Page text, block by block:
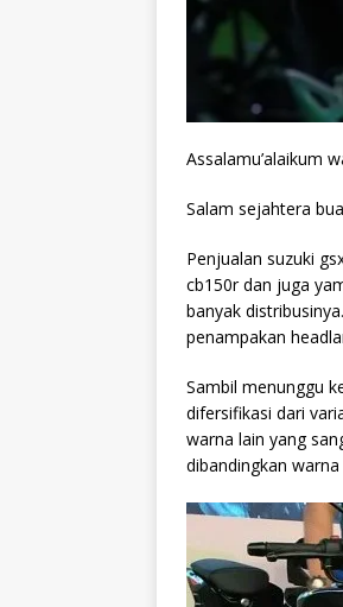
Assalamu’alaikum
Salam sejahtera
Penjualan suzuki
cb150r dan juga
banyak
penampakan
Sambil menunggu
difersifikasi dari
warna lain yang
dibandingkan warna